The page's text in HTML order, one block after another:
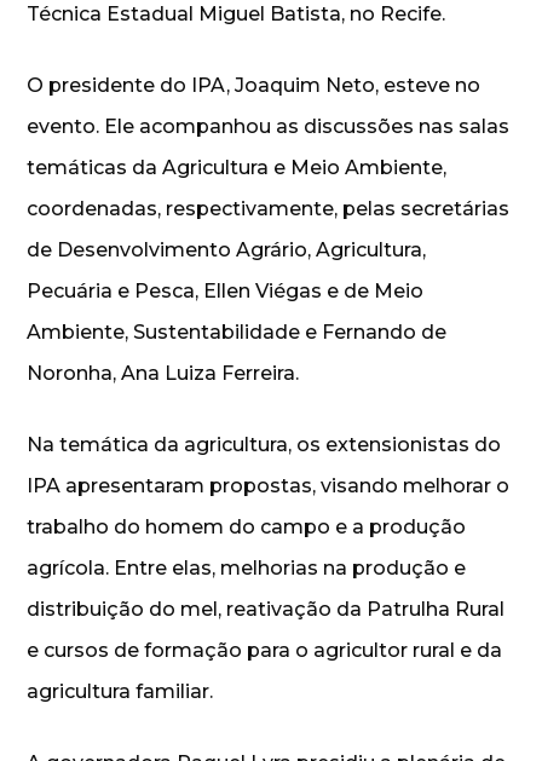
Técnica Estadual Miguel Batista, no Recife.
O presidente do IPA, Joaquim Neto, esteve no
evento. Ele acompanhou as discussões nas salas
temáticas da Agricultura e Meio Ambiente,
coordenadas, respectivamente, pelas secretárias
de Desenvolvimento Agrário, Agricultura,
Pecuária e Pesca, Ellen Viégas e de Meio
Ambiente, Sustentabilidade e Fernando de
Noronha, Ana Luiza Ferreira.
Na temática da agricultura, os extensionistas do
IPA apresentaram propostas, visando melhorar o
trabalho do homem do campo e a produção
agrícola. Entre elas, melhorias na produção e
distribuição do mel, reativação da Patrulha Rural
e cursos de formação para o agricultor rural e da
agricultura familiar.